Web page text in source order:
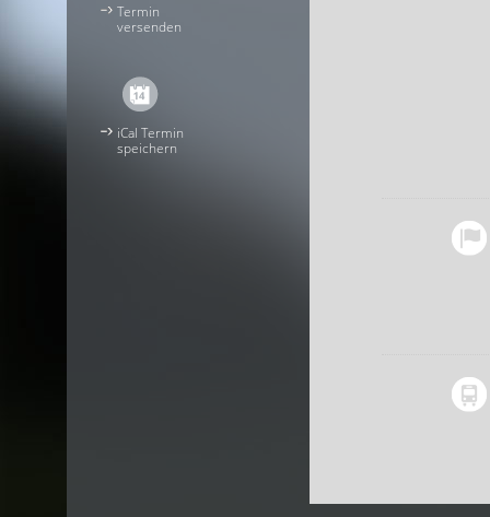
Termin
versenden
iCal Termin
speichern